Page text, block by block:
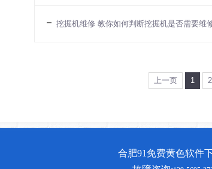
挖掘机维修 教你如何判断挖掘机是否需要维修
上一页 1 2
合肥91免费黄色软件